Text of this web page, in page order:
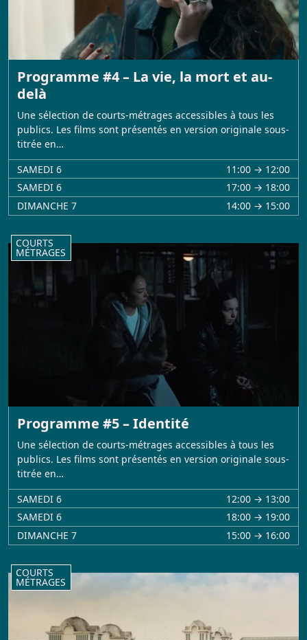
Programme #4 – La vie, la mort et au-
delà
Une sélection de courts-métrages accessibles à tous les
publics. Les films sont présentés en version originale sous-
titrée en…
SAMEDI 6
11:00 → 12:00
SAMEDI 6
17:00 → 18:00
DIMANCHE 7
14:00 → 15:00
COURTS
MÉTRAGES
Programme #5 – Identité
Une sélection de courts-métrages accessibles à tous les
publics. Les films sont présentés en version originale sous-
titrée en…
SAMEDI 6
12:00 → 13:00
SAMEDI 6
18:00 → 19:00
DIMANCHE 7
15:00 → 16:00
COURTS
MÉTRAGES